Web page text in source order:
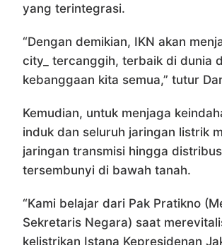
yang terintegrasi.
“Dengan demikian, IKN akan
city_ tercanggih, terbaik di dunia
kebanggaan kita semua,” tutur
Kemudian, untuk menjaga
induk dan seluruh jaringan listrik
jaringan transmisi hingga
tersembunyi di bawah tanah.
“Kami belajar dari Pak Pratikno
Sekretaris Negara) saat
kelistrikan Istana Kepresidenan